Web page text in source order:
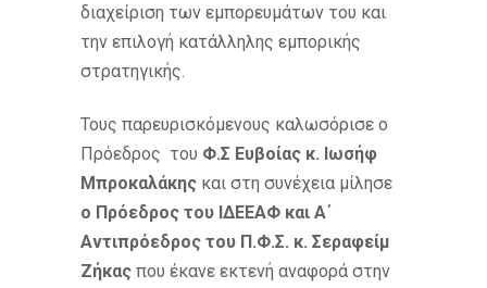
διαχείριση των εμπορευμάτων του και
την επιλογή κατάλληλης εμπορικής
στρατηγικής.
Τους παρευρισκόμενους καλωσόρισε ο
Πρόεδρος του Φ.Σ Ευβοίας κ. Ιωσήφ
Μπροκαλάκης και στη συνέχεια μίλησε
ο Πρόεδρος του ΙΔΕΕΑΦ και Α΄
Αντιπρόεδρος του Π.Φ.Σ. κ. Σεραφείμ
Ζήκας που έκανε εκτενή αναφορά στην